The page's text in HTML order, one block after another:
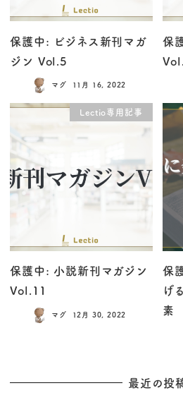
保護中: ビジネス新刊マガ
ジン Vol.5
マグ 11月 16, 2022
保
Lectio専用記事
保護中: 小説新刊マガジン
Vol.11
マグ 12月 30, 2022
保
げ
素
最近の投